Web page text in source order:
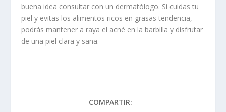
buena idea consultar con un dermatólogo. Si cuidas tu
piel y evitas los alimentos ricos en grasas tendencia,
podrás mantener a raya el acné en la barbilla y disfrutar
de una piel clara y sana.
COMPARTIR: